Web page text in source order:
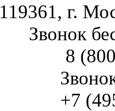
119361, г.
Звонок
8
+7